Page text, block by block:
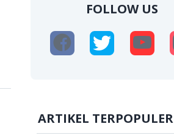
FOLLOW US
ARTIKEL TERPOPULER